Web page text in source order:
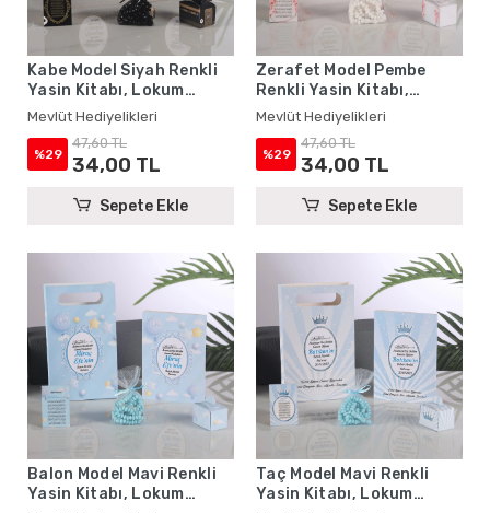
Kabe Model Siyah Renkli
Yasin Kitabı, Lokum
Kutusu, Magnet, Karton
Çanta ve Tesbih - Mevlüt
Hediyelikleri
Mevlüt Hediyelikleri
%29
47,60 TL
34,00 TL
Sepete Ekle
Zerafet Model Pembe
Renkli Yasin Kitabı,
Lokum Kutusu, Magnet,
Karton Çanta ve Tesbih -
Mevlüt Hediyelikleri
Mevlüt Hediyelikleri
%29
47,60 TL
34,00 TL
Sepete Ekle
Balon Model Mavi Renkli
Yasin Kitabı, Lokum
Taç Model Mavi Renkli
Yasin Kitabı, Lokum